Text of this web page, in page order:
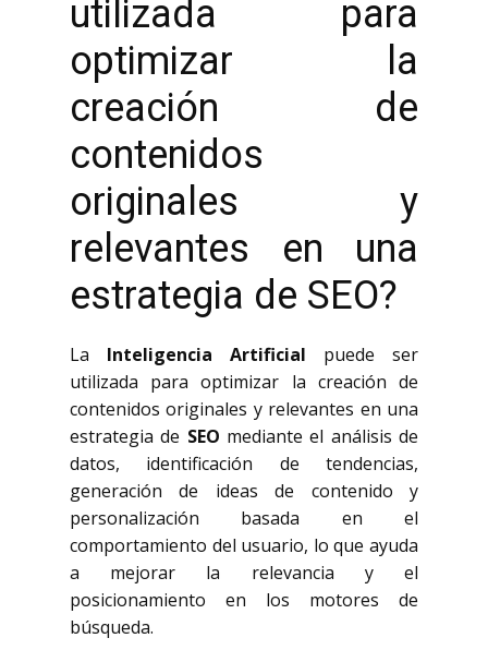
utilizada para
optimizar la
creación de
contenidos
originales y
relevantes en una
estrategia de SEO?
La Inteligencia Artificial puede ser
utilizada para optimizar la creación de
contenidos originales y relevantes en una
estrategia de SEO mediante el análisis de
datos, identificación de tendencias,
generación de ideas de contenido y
personalización basada en el
comportamiento del usuario, lo que ayuda
a mejorar la relevancia y el
posicionamiento en los motores de
búsqueda.